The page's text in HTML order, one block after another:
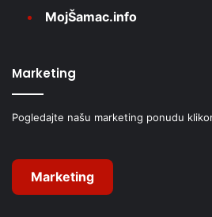
MojŠamac.info
Marketing
Pogledajte našu marketing ponudu
Marketing